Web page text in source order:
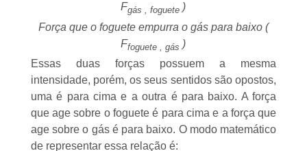
Fgás , foguete )
Força que o foguete empurra o gás para baixo (
Ffoguete , gás )
Essas duas forças possuem a mesma
intensidade, porém, os seus sentidos são opostos,
uma é para cima e a outra é para baixo. A força
que age sobre o foguete é para cima e a força que
age sobre o gás é para baixo. O modo matemático
de representar essa relação é: